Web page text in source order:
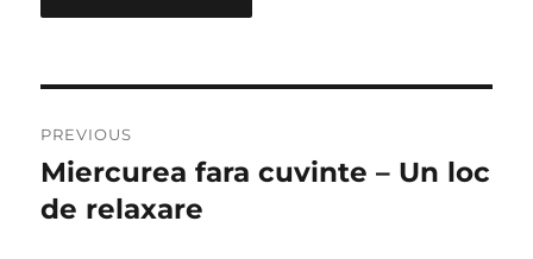
navigation
PREVIOUS
Previous
post:
Miercurea fara cuvinte – Un loc
de relaxare